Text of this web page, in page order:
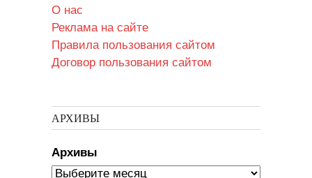
О нас
Реклама на сайте
Правила пользования сайтом
Договор пользования сайтом
АРХИВЫ
Архивы